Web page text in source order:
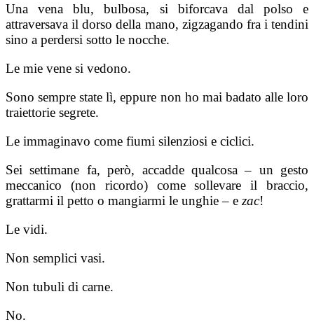
Una vena blu, bulbosa, si biforcava dal polso e
attraversava il dorso della mano, zigzagando fra i tendini
sino a perdersi sotto le nocche.
Le mie vene si vedono.
Sono sempre state lì, eppure non ho mai ba­dato alle loro
traiettorie segrete.
Le immaginavo come fiumi silenziosi e cicli­ci.
Sei settimane fa, però, accadde qualcosa – un gesto
meccanico (non ricordo) come sollevare il braccio,
grattarmi il petto o mangiarmi le unghie – e zac!
Le vidi.
Non semplici vasi.
Non tubuli di carne.
No.